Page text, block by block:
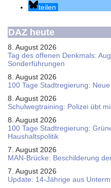
teilen
DAZ heute
8. August 2026
Tag des offenen Denkmals:
Sonderführungen
8. August 2026
100 Tage Stadtregierung:
8. August 2026
Schul­weg­trai­ning: Poli­zei übt
8. August 2026
100 Tage Stadtregierung:
Haushaltspolitik
7. August 2026
MAN-Brücke: Beschilderung
7. August 2026
Update: 14-Jährige aus